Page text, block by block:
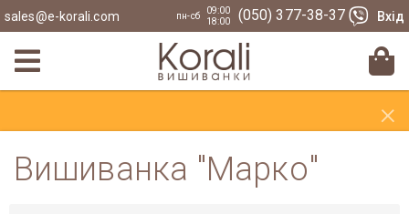
sales@e-korali.com пн-сб
09:00
18:00
(050) 377-38-37 Вхід
×
Вишиванка "Марко"